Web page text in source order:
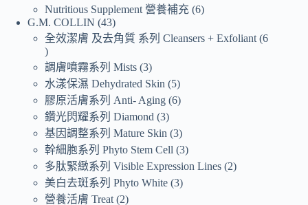
Nutritious Supplement 營養補充 6
G.M. COLLIN 43
全效潔膚 及去角質 系列 Cleansers + Exfoliant 6
調膚噴霧系列 Mists 3
水漾保濕 Dehydrated Skin
5
膠原活膚系列 Anti- Aging 6
鑽光閃耀系列 Diamond 3
基因調整系列 Mature Skin 3
幹細胞系列 Phyto Stem Cell 3
多肽緊緻系列 Visible Expression Lines 2
美白去斑系列 Phyto White 3
營養活膚 Treat 2